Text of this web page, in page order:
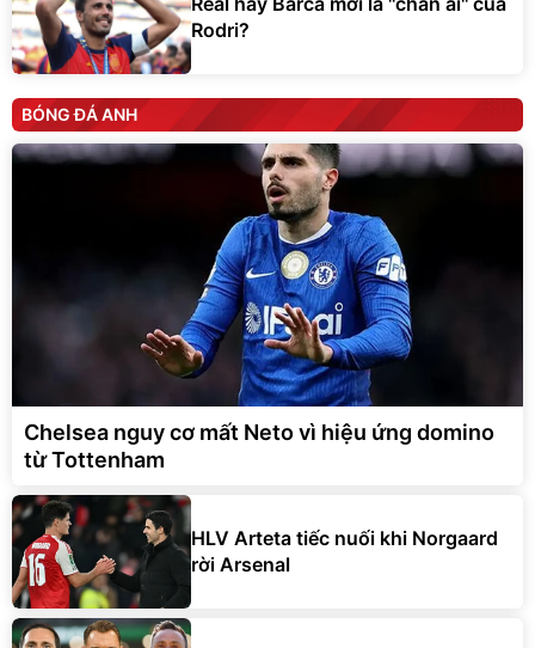
Rodri?
BÓNG ĐÁ ANH
Chelsea nguy cơ mất Neto vì hiệu ứng domino
từ Tottenham
HLV Arteta tiếc nuối khi Norgaard
rời Arsenal